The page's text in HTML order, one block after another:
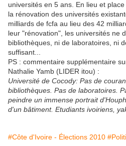
universités en 5 ans. En lieu et
la rénovation des universités
milliards de fcfa au lieu des 42
leur "rénovation", les universités ne
bibliothèques, ni de laboratoires, ni
suffisant...
PS : commentaire supplémentaire
Nathalie Yamb (LIDER itou) :
Université de Cocody: Pas de
bibliothèques. Pas de laboratoires.
peindre un immense portrait
d'un bâtiment. Etudiants ivoiriens,
#Côte d'Ivoire - Élections 2010